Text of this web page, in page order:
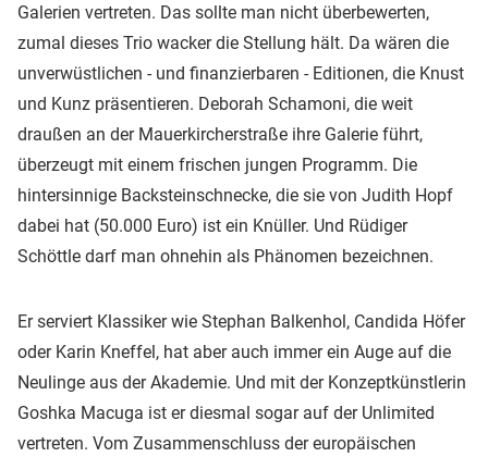
Galerien vertreten. Das sollte man nicht überbewerten,
zumal dieses Trio wacker die Stellung hält. Da wären die
unverwüstlichen - und finanzierbaren - Editionen, die Knust
und Kunz präsentieren. Deborah Schamoni, die weit
draußen an der Mauerkircherstraße ihre Galerie führt,
überzeugt mit einem frischen jungen Programm. Die
hintersinnige Backsteinschnecke, die sie von Judith Hopf
dabei hat (50.000 Euro) ist ein Knüller. Und Rüdiger
Schöttle darf man ohnehin als Phänomen bezeichnen.
Er serviert Klassiker wie Stephan Balkenhol, Candida Höfer
oder Karin Kneffel, hat aber auch immer ein Auge auf die
Neulinge aus der Akademie. Und mit der Konzeptkünstlerin
Goshka Macuga ist er diesmal sogar auf der Unlimited
vertreten. Vom Zusammenschluss der europäischen